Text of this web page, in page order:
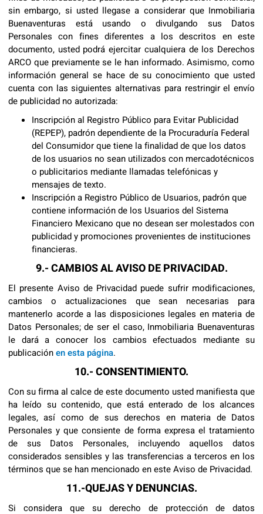
sin embargo, si usted llegase a considerar que Inmobiliaria
Buenaventuras está usando o divulgando sus Datos
Personales con fines diferentes a los descritos en este
documento, usted podrá ejercitar cualquiera de los Derechos
ARCO que previamente se le han informado. Asimismo, como
información general se hace de su conocimiento que usted
cuenta con las siguientes alternativas para restringir el envío
de publicidad no autorizada:
Inscripción al Registro Público para Evitar Publicidad
(REPEP), padrón dependiente de la Procuraduría Federal
del Consumidor que tiene la finalidad de que los datos
de los usuarios no sean utilizados con mercadotécnicos
o publicitarios mediante llamadas telefónicas y
mensajes de texto.
Inscripción a Registro Público de Usuarios, padrón que
contiene información de los Usuarios del Sistema
Financiero Mexicano que no desean ser molestados con
publicidad y promociones provenientes de instituciones
financieras.
9.- CAMBIOS AL AVISO DE PRIVACIDAD.
El presente Aviso de Privacidad puede sufrir modificaciones,
cambios o actualizaciones que sean necesarias para
mantenerlo acorde a las disposiciones legales en materia de
Datos Personales; de ser el caso, Inmobiliaria Buenaventuras
le dará a conocer los cambios efectuados mediante su
publicaciónen esta página.
10.- CONSENTIMIENTO.
Con su firma al calce de este documento usted manifiesta que
ha leído su contenido, que está enterado de los alcances
legales, así como de sus derechos en materia de Datos
Personales y que consiente de forma expresa el tratamiento
de sus Datos Personales, incluyendo aquellos datos
considerados sensibles y las transferencias a terceros en los
términos que se han mencionado en este Aviso de Privacidad.
11.-QUEJAS Y DENUNCIAS.
Si considera que su derecho de protección de datos